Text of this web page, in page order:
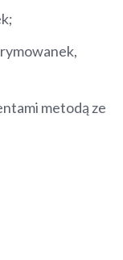
metodą ze